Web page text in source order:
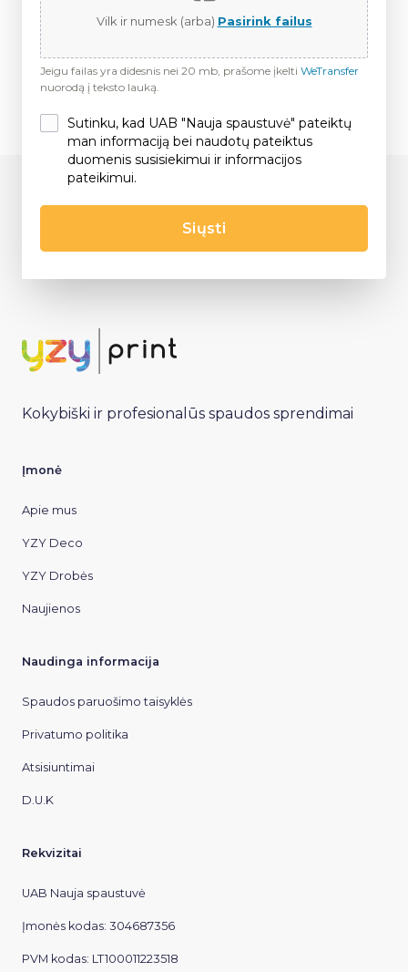
Vilk ir numesk (arba) Pasirink failus
Jeigu failas yra didesnis nei 20 mb, prašome įkelti WeTransfer
nuorodą į teksto lauką.
Sutinku, kad UAB "Nauja spaustuvė" pateiktų
man informaciją bei naudotų pateiktus
duomenis susisiekimui ir informacijos
pateikimui.
Siųsti
Kokybiški ir profesionalūs spaudos sprendimai
Įmonė
Apie mus
YZY Deco
YZY Drobės
Naujienos
Naudinga informacija
Spaudos paruošimo taisyklės
Privatumo politika
Atsisiuntimai
D.U.K
Rekvizitai
UAB Nauja spaustuvė
Įmonės kodas: 304687356
PVM kodas: LT100011223518